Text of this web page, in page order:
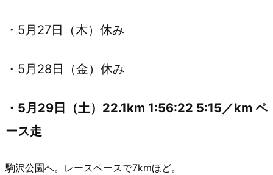
・5月27日（木）休み
・5月28日（金）休み
・5月29日（土）22.1km 1:56:22 5:15／km ペ
ース走
駒沢公園へ。レースペースで7kmほど。